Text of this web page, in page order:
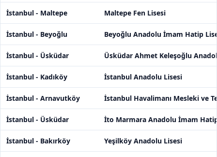
İstanbul - Maltepe Maltepe Fen Lisesi
İstanbul - Beyoğlu Beyoğlu Anadolu İmam Hatip
İstanbul - Üsküdar Üsküdar Ahmet Keleşoğlu
İstanbul - Kadıköy İstanbul Anadolu Lisesi
İstanbul - Arnavutköy İstanbul Havalimanı Mesleki ve
İstanbul - Üsküdar İto Marmara Anadolu İmam
İstanbul - Bakırköy Yeşilköy Anadolu Lisesi